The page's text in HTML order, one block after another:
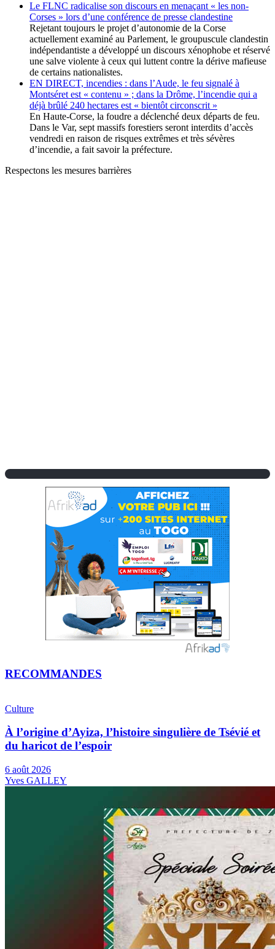
Le FLNC radicalise son discours en menaçant « les non-
Corses » lors d’une conférence de presse clandestine
Rejetant toujours le projet d’autonomie de la Corse
actuellement examiné au Parlement, le groupuscule clandestin
indépendantiste a développé un discours xénophobe et réservé
une salve violente à ceux qui luttent contre la dérive mafieuse
de certains nationalistes.
EN DIRECT, incendies : dans l’Aude, le feu signalé à
Montséret est « contenu » ; dans la Drôme, l’incendie qui a
déjà brûlé 240 hectares est « bientôt circonscrit »
En Haute-Corse, la foudre a déclenché deux départs de feu.
Dans le Var, sept massifs forestiers seront interdits d’accès
vendredi en raison de risques extrêmes et très sévères
d’incendie, a fait savoir la préfecture.
Respectons les mesures barrières
RECOMMANDES
Culture
À l’origine d’Ayiza, l’histoire singulière de Tsévié et
du haricot de l’espoir
6 août 2026
Yves GALLEY